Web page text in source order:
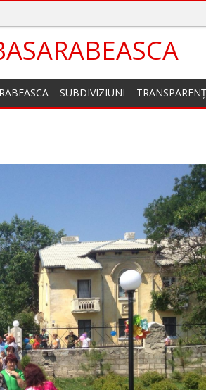
SUBDIVIZIUNI